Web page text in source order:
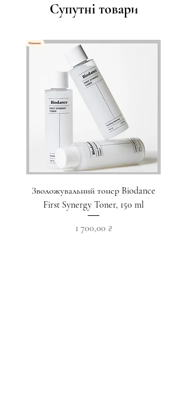
Супутні товари
Зволожувальний тонер Biodance
First Synergy Toner, 150 ml
Ціна
1 700,00 ₴